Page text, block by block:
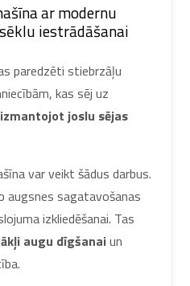
ar modernu
iestrādāšanai
paredzēti stiebrzāļu
kas sēj uz
joslu sējas
var veikt šādus darbus.
augsnes sagatavošanas
izkliedēšanai. Tas
augu dīgšanaiun